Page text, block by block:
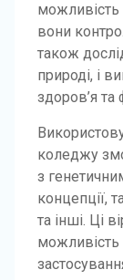
можливість
вони
також
природі, і
здоров’я та
коледжу
з
концепції,
та інші. Ці
можливість